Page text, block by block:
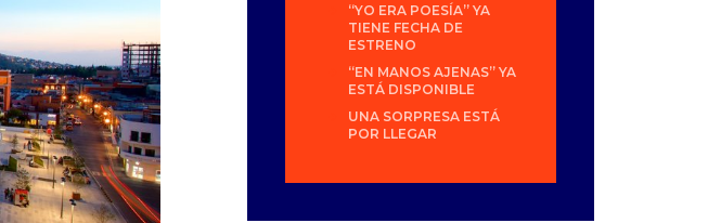
“YO ERA POESÍA” YA
TIENE FECHA DE
ESTRENO
“EN MANOS AJENAS” YA
ESTÁ DISPONIBLE
UNA SORPRESA ESTÁ
POR LLEGAR